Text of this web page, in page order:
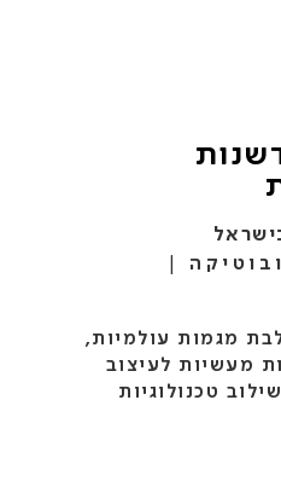
מגמות עולמיות,
מעשיות לעיצוב
טכנולוגיות